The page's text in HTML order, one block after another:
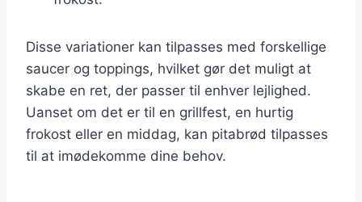
Disse variationer kan tilpasses med forskellige
saucer og toppings, hvilket gør det muligt at
skabe en ret, der passer til enhver lejlighed.
Uanset om det er til en grillfest, en hurtig
frokost eller en middag, kan pitabrød tilpasses
til at imødekomme dine behov.